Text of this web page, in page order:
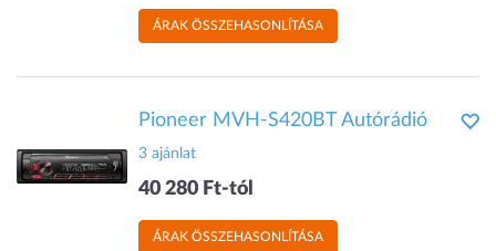
ÁRAK ÖSSZEHASONLÍTÁSA
Pioneer MVH-S420BT Autórádió
3 ajánlat
40 280 Ft-tól
ÁRAK ÖSSZEHASONLÍTÁSA